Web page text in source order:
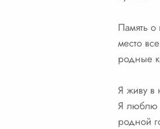
Память
место
родные
Я живу в
Я люблю
родной